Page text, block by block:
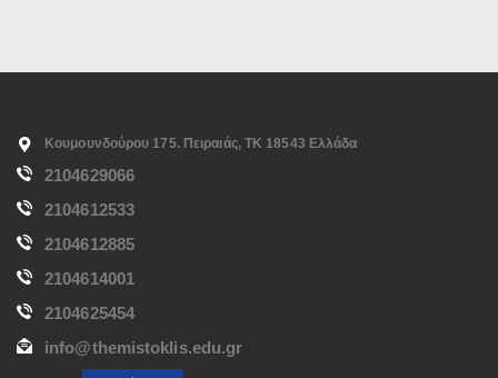
Κουμουνδούρου 175. Πειραιάς, ΤΚ 18543 Ελλάδα
2104629066
2104612533
2104612885
2104614001
2104625454
info@themistoklis.edu.gr